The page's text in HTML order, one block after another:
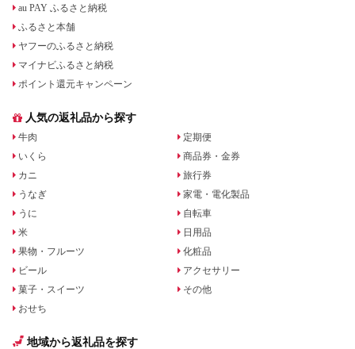
au PAY ふるさと納税
ふるさと本舗
ヤフーのふるさと納税
マイナビふるさと納税
ポイント還元キャンペーン
人気の返礼品から探す
牛肉
いくら
カニ
うなぎ
うに
米
果物・フルーツ
ビール
菓子・スイーツ
おせち
定期便
商品券・金券
旅行券
家電・電化製品
自転車
日用品
化粧品
アクセサリー
その他
地域から返礼品を探す